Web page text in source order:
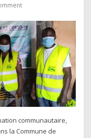
communautaire,
la Commune de